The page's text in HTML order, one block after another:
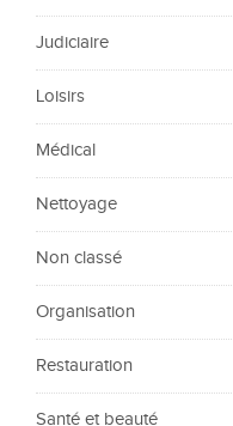
Judiciaire
Loisirs
Médical
Nettoyage
Non classé
Organisation
Restauration
Santé et beauté